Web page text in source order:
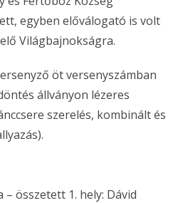
egyben előválogató is volt
Világbajnokságra.
öt versenyszámban
állványon lézeres
szerelés, kombinált és
összetett 1. hely: Dávid